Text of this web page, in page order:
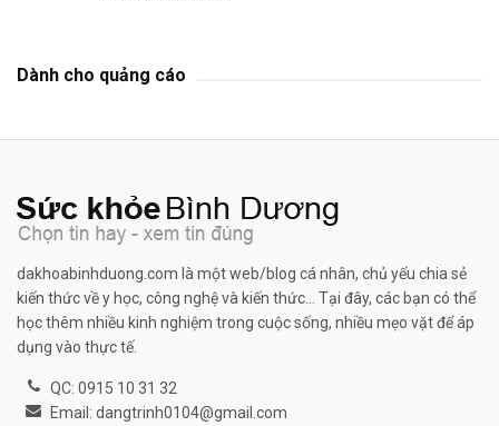
Dành cho quảng cáo
dakhoabinhduong.com là một web/blog cá nhân, chủ yếu chia sẻ
kiến thức về y học, công nghệ và kiến thức... Tại đây, các bạn có thể
học thêm nhiều kinh nghiệm trong cuộc sống, nhiều mẹo vặt để áp
dụng vào thực tế.
QC: 0915 10 31 32
Email: dangtrinh0104@gmail.com